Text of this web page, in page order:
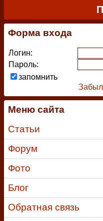
Форма входа
Логин:
Пароль:
запомнить
Меню сайта
Статьи
Форум
Фото
Блог
Обратная связь